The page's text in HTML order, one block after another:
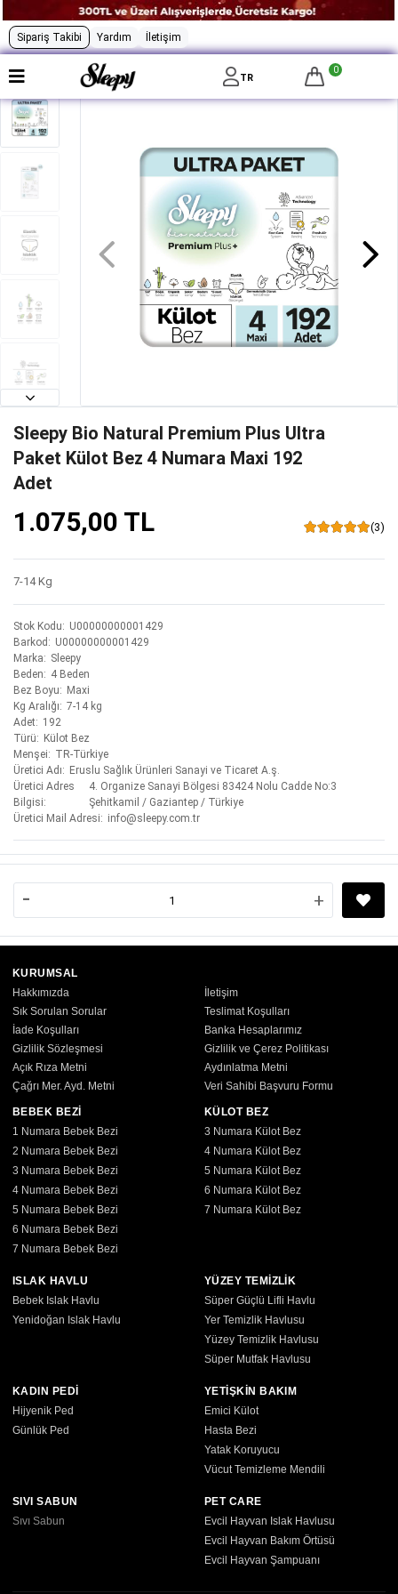
Sipariş Takibi Yardım İletişim
TR
0
Sleepy Bio Natural Premium Plus Ultra
Paket Külot Bez 4 Numara Maxi 192
Adet
1.075,00 TL (3)
7-14 Kg
Stok Kodu
U00000000001429
Barkod
U00000000001429
Marka
Sleepy
Beden
4 Beden
Bez Boyu
Maxi
Kg Aralığı
7-14 kg
Adet
192
Türü
Külot Bez
Menşei
TR-Türkiye
Üretici Adı
Eruslu Sağlık Ürünleri Sanayi ve Ticaret A.ş.
Üretici Adres
Bilgisi
4. Organize Sanayi Bölgesi 83424 Nolu Cadde No:3
Şehitkamil / Gaziantep / Türkiye
Üretici Mail Adresi
info@sleepy.com.tr
- +
KURUMSAL
Hakkımızda
İletişim
Sık Sorulan Sorular
Teslimat Koşulları
İade Koşulları
Banka Hesaplarımız
Gizlilik Sözleşmesi
Gizlilik ve Çerez Politikası
Açık Rıza Metni
Aydınlatma Metni
Çağrı Mer. Ayd. Metni
Veri Sahibi Başvuru Formu
BEBEK BEZİ
1 Numara Bebek Bezi
2 Numara Bebek Bezi
3 Numara Bebek Bezi
4 Numara Bebek Bezi
5 Numara Bebek Bezi
6 Numara Bebek Bezi
7 Numara Bebek Bezi
KÜLOT BEZ
3 Numara Külot Bez
4 Numara Külot Bez
5 Numara Külot Bez
6 Numara Külot Bez
7 Numara Külot Bez
ISLAK HAVLU
Bebek Islak Havlu
Yenidoğan Islak Havlu
YÜZEY TEMİZLİK
Süper Güçlü Lifli Havlu
Yer Temizlik Havlusu
Yüzey Temizlik Havlusu
Süper Mutfak Havlusu
KADIN PEDİ
Hijyenik Ped
Günlük Ped
YETİŞKİN BAKIM
Emici Külot
Hasta Bezi
Yatak Koruyucu
Vücut Temizleme Mendili
SIVI SABUN
Sıvı Sabun
PET CARE
Evcil Hayvan Islak Havlusu
Evcil Hayvan Bakım Örtüsü
Evcil Hayvan Şampuanı